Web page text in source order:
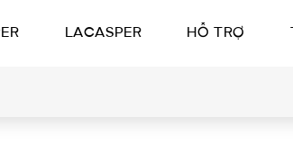
LACASPER HỖ TRỢ